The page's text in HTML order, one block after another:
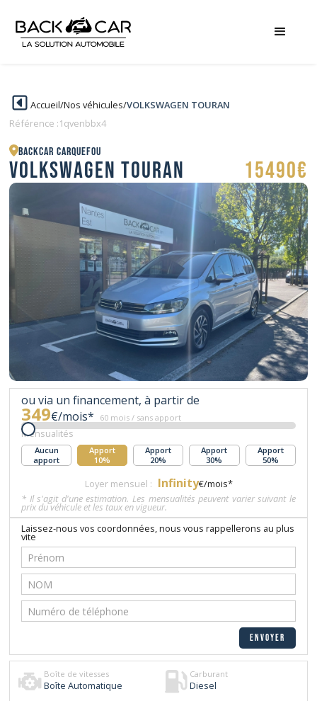
Accueil/Nos véhicules/VOLKSWAGEN TOURAN
Référence :1qvenbbx4
BACKCAR Carquefou
VOLKSWAGEN TOURAN 15490€
ou via un financement, à partir de
349€/mois* 60 mois / sans apport
Mensualités
Aucun
apport
Apport
10%
Apport
20%
Apport
30%
Apport
50%
Loyer mensuel : Infinity€/mois*
* Il s'agit d'une estimation. Les mensualités peuvent varier suivant le
prix du véhicule et les taux en vigueur.
Laissez-nous vos coordonnées, nous vous rappellerons au plus
vite
Boîte de vitesses
Boîte Automatique
Carburant
Diesel